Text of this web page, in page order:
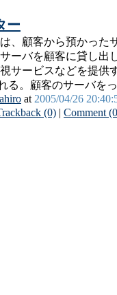
ー
、顧客から預かった
ーバを顧客に貸し出
サービスなどを提供
る。顧客のサーバを
at 2005/04/26
(0)| Comment